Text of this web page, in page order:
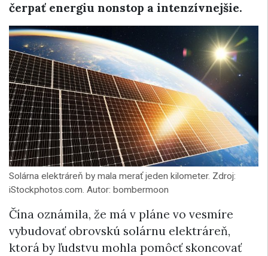
čerpať energiu nonstop a intenzívnejšie.
Solárna elektráreň by mala merať jeden kilometer. Zdroj:
iStockphotos.com. Autor: bombermoon
Čína oznámila, že má v pláne vo vesmíre
vybudovať obrovskú solárnu elektráreň,
ktorá by ľudstvu mohla pomôcť skoncovať